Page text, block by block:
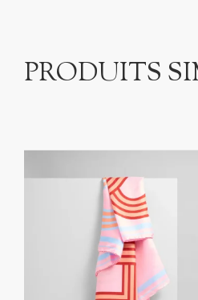
PRODUITS